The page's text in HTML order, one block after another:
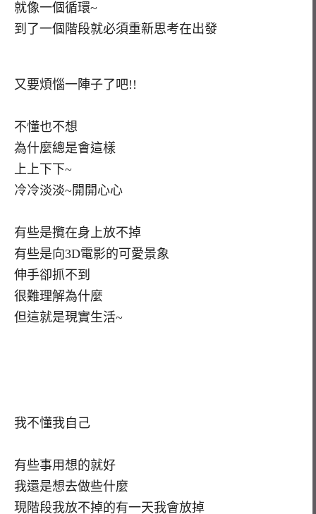
就像一個循環~
到了一個階段就必須重新思考在出發
又要煩惱一陣子了吧!!
不懂也不想
為什麼總是會這樣
上上下下~
冷冷淡淡~開開心心
有些是攬在身上放不掉
有些是向3D電影的可愛景象
伸手卻抓不到
很難理解為什麼
但這就是現實生活~
我不懂我自己
有些事用想的就好
我還是想去做些什麼
現階段我放不掉的有一天我會放掉